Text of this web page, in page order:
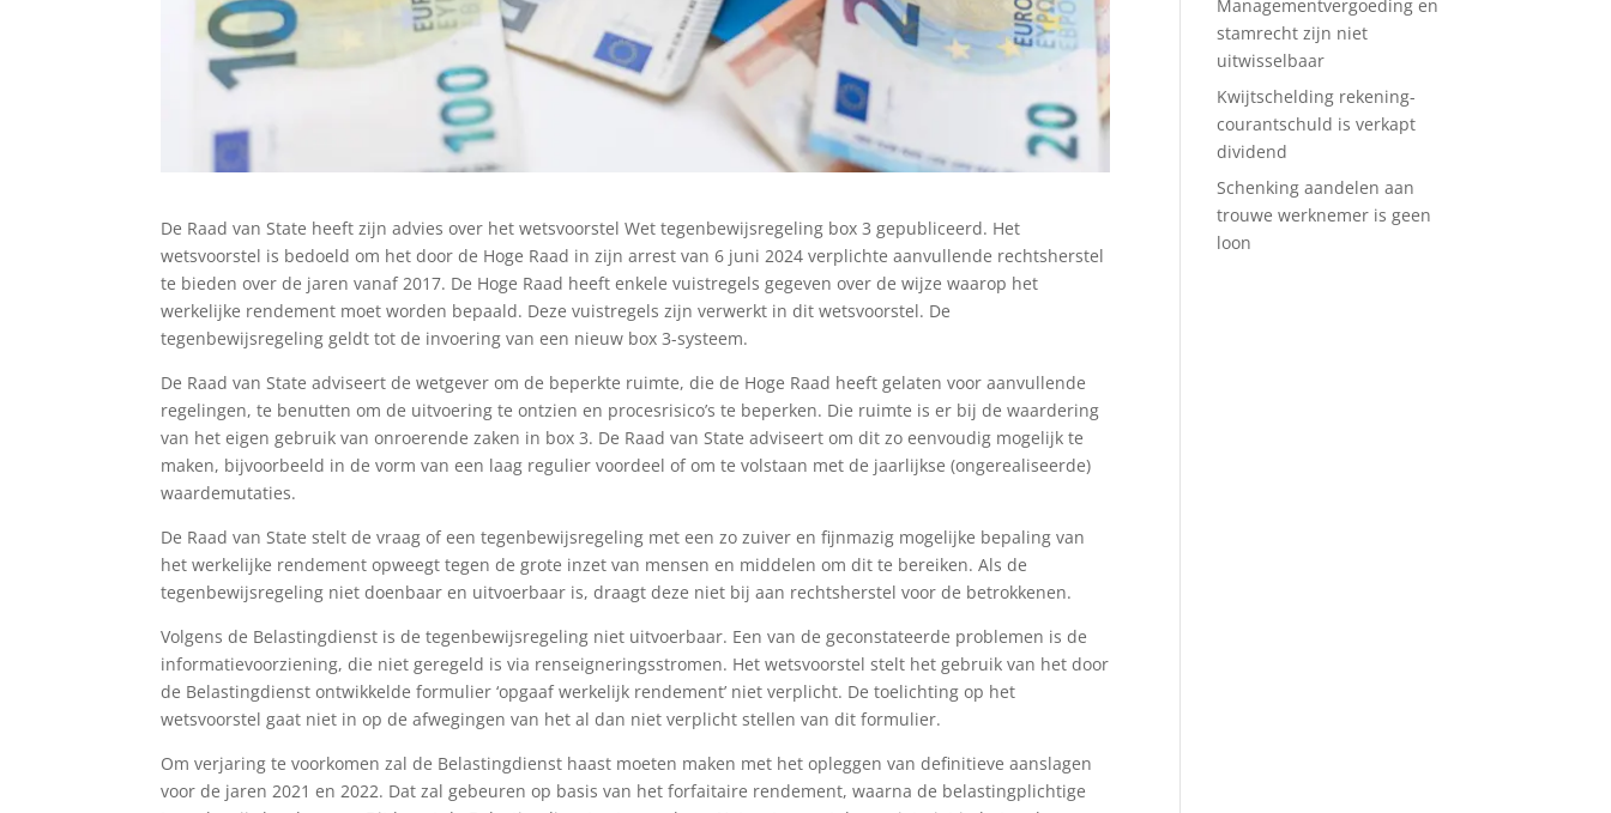
De Raad van State heeft zijn advies over het wetsvoorstel Wet tegenbewijsregeling box 3 gepubliceerd. Het
wetsvoorstel is bedoeld om het door de Hoge Raad in zijn arrest van 6 juni 2024 verplichte aanvullende rechtsherstel
te bieden over de jaren vanaf 2017. De Hoge Raad heeft enkele vuistregels gegeven over de wijze waarop het
werkelijke rendement moet worden bepaald. Deze vuistregels zijn verwerkt in dit wetsvoorstel. De
tegenbewijsregeling geldt tot de invoering van een nieuw box 3-systeem.
De Raad van State adviseert de wetgever om de beperkte ruimte, die de Hoge Raad heeft gelaten voor aanvullende
regelingen, te benutten om de uitvoering te ontzien en procesrisico’s te beperken. Die ruimte is er bij de waardering
van het eigen gebruik van onroerende zaken in box 3. De Raad van State adviseert om dit zo eenvoudig mogelijk te
maken, bijvoorbeeld in de vorm van een laag regulier voordeel of om te volstaan met de jaarlijkse (ongerealiseerde)
waardemutaties.
De Raad van State stelt de vraag of een tegenbewijsregeling met een zo zuiver en fijnmazig mogelijke bepaling van
het werkelijke rendement opweegt tegen de grote inzet van mensen en middelen om dit te bereiken. Als de
tegenbewijsregeling niet doenbaar en uitvoerbaar is, draagt deze niet bij aan rechtsherstel voor de betrokkenen.
Volgens de Belastingdienst is de tegenbewijsregeling niet uitvoerbaar. Een van de geconstateerde problemen is de
informatievoorziening, die niet geregeld is via renseigneringsstromen. Het wetsvoorstel stelt het gebruik van het door
de Belastingdienst ontwikkelde formulier ‘opgaaf werkelijk rendement’ niet verplicht. De toelichting op het
wetsvoorstel gaat niet in op de afwegingen van het al dan niet verplicht stellen van dit formulier.
Om verjaring te voorkomen zal de Belastingdienst haast moeten maken met het opleggen van definitieve aanslagen
voor de jaren 2021 en 2022. Dat zal gebeuren op basis van het forfaitaire rendement, waarna de belastingplichtige
Managementvergoeding en
stamrecht zijn niet
uitwisselbaar
Kwijtschelding rekening-
courantschuld is verkapt
dividend
Schenking aandelen aan
trouwe werknemer is geen
loon